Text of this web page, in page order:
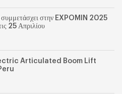
στην EXPOMIN 2025
25 Απριλίου
Articulated Boom Lift